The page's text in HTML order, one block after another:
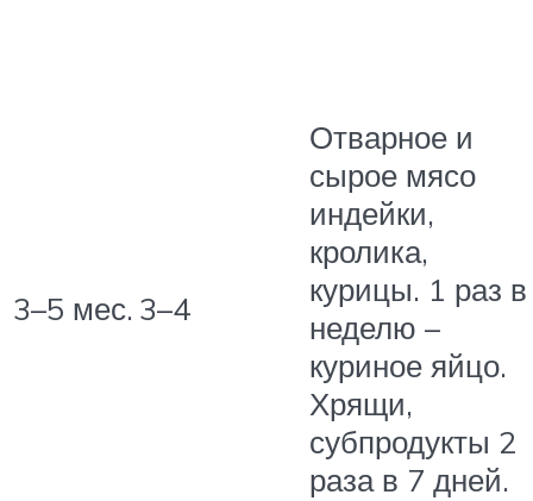
3–5 мес. 3–4
Отварное и
сырое мясо
индейки,
кролика,
курицы. 1 раз в
неделю –
куриное яйцо.
Хрящи,
субпродукты 2
раза в 7 дней.